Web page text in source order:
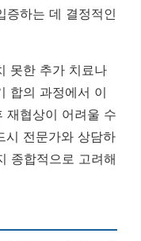
증하는 데 결정적인
못한 추가 치료나
합의 과정에서 이
재협상이 어려울 수
시 전문가와 상담하
종합적으로 고려해